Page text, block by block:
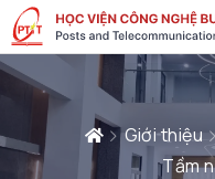
Giới thiệu
Tầm